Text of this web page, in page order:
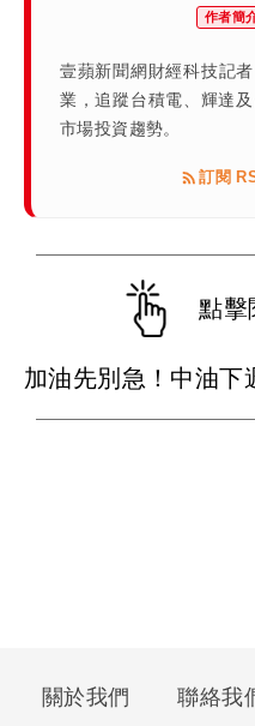
作者簡
壹蘋新聞網財經科技記
業，追蹤台積電、輝達
市場投資趨勢。
訂閱
點擊
關於我們 聯絡我